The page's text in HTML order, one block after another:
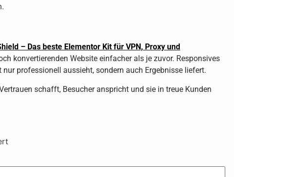
– Das beste Elementor Kit für VPN, Proxy und
konvertierenden Website einfacher als je zuvor. Responsives
professionell aussieht, sondern auch Ergebnisse liefert.
schafft, Besucher anspricht und sie in treue Kunden